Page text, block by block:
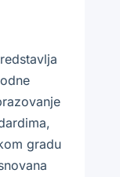
gradu